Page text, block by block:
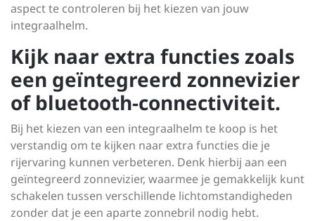
aspect te controleren bij het kiezen van jouw
integraalhelm.
Kijk naar extra functies zoals
een geïntegreerd zonnevizier
of bluetooth-connectiviteit.
Bij het kiezen van een integraalhelm te koop is het
verstandig om te kijken naar extra functies die je
rijervaring kunnen verbeteren. Denk hierbij aan een
geïntegreerd zonnevizier, waarmee je gemakkelijk kunt
schakelen tussen verschillende lichtomstandigheden
zonder dat je een aparte zonnebril nodig hebt.